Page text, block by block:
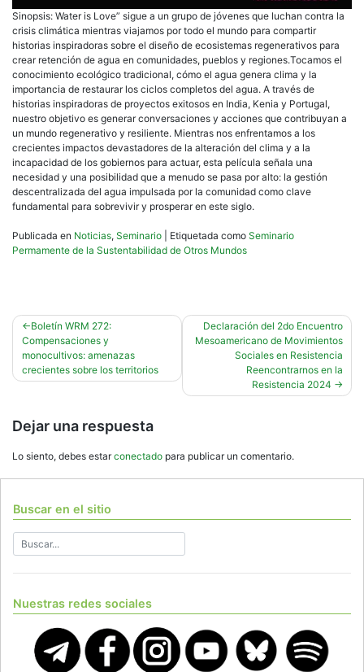
Sinopsis: Water is Love” sigue a un grupo de jóvenes que luchan contra la
crisis climática mientras viajamos por todo el mundo para compartir
historias inspiradoras sobre el diseño de ecosistemas regenerativos para
crear retención de agua en comunidades, pueblos y regiones.​Tocamos el
conocimiento ecológico tradicional, cómo el agua genera clima y la
importancia de restaurar los ciclos completos del agua. A través de
historias inspiradoras de proyectos exitosos en India, Kenia y Portugal,
nuestro objetivo es generar conversaciones y acciones que contribuyan a
un mundo regenerativo y resiliente. Mientras nos enfrentamos a los
crecientes impactos devastadores de la alteración del clima y a la
incapacidad de los gobiernos para actuar, esta película señala una
necesidad y una posibilidad que a menudo se pasa por alto: la gestión
descentralizada del agua impulsada por la comunidad como clave
fundamental para sobrevivir y prosperar en este siglo.
Publicada en Noticias, Seminario Etiquetada como Seminario
Permamente de la Sustentabilidad de Otros Mundos
Navegación
de
entradas
Boletín WRM 272:
Compensaciones y
monocultivos: amenazas
crecientes sobre los territorios
Declaración del 2do Encuentro
Mesoamericano de Movimientos
Sociales en Resistencia
Reencontrarnos en la
Resistencia 2024
Dejar una respuesta
Lo siento, debes estarconectado para publicar un comentario.
Buscar en el sitio
Nuestras redes sociales